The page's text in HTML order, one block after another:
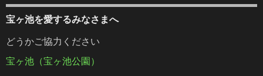
宝ヶ池を愛するみなさまへ
どうかご協力ください
宝ヶ池（宝ヶ池公園）